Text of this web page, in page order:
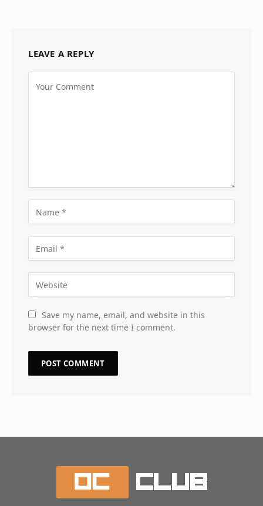
LEAVE A REPLY
Save my name, email, and website in this
browser for the next time I comment.